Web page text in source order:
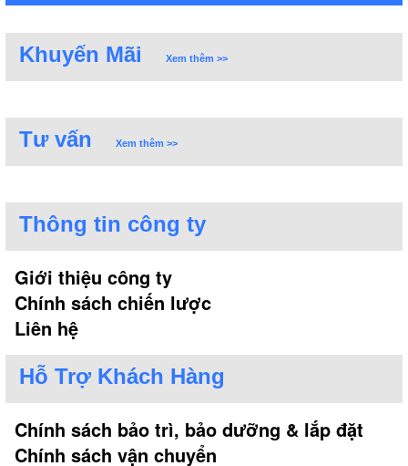
Khuyến Mãi Xem thêm >>
Tư vấn Xem thêm >>
Thông tin công ty
Giới thiệu công ty
Chính sách chiến lược
Liên hệ
Hỗ Trợ Khách Hàng
Chính sách bảo trì, bảo dưỡng & lắp đặt
Chính sách vận chuyển